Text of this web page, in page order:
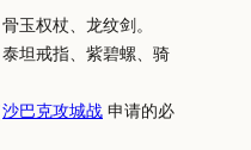
玉权杖、龙纹剑。
坦戒指、紫碧螺、骑
沙巴克攻城战 申请的必